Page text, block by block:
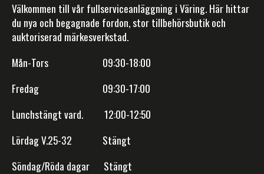
Välkommen till vår fullserviceanläggning i Väring. Här hittar
du nya och begagnade fordon, stor tillbehörsbutik och
auktoriserad märkesverkstad.
Mån-Tors 09:30-18:00
Fredag 09:30-17:00
Lunchstängt vard. 12:00-12:50
Lördag V.25-32 Stängt
Söndag/Röda dagar Stängt